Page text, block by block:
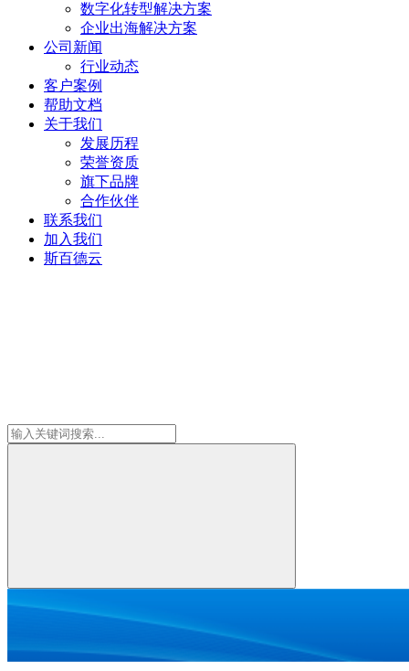
数字化转型解决方案
企业出海解决方案
公司新闻
行业动态
客户案例
帮助文档
关于我们
发展历程
荣誉资质
旗下品牌
合作伙伴
联系我们
加入我们
斯百德云